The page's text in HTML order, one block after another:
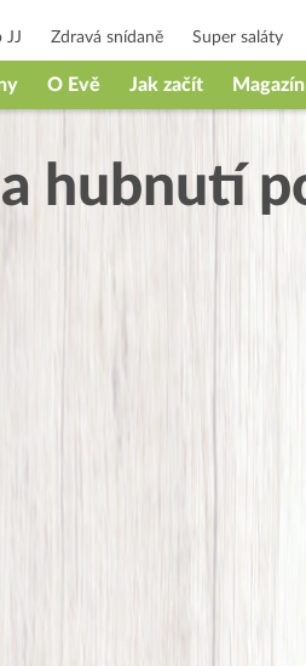
JJ Zdravá snídaně Super saláty
O Evě Jak začít Magazín
hubnutí